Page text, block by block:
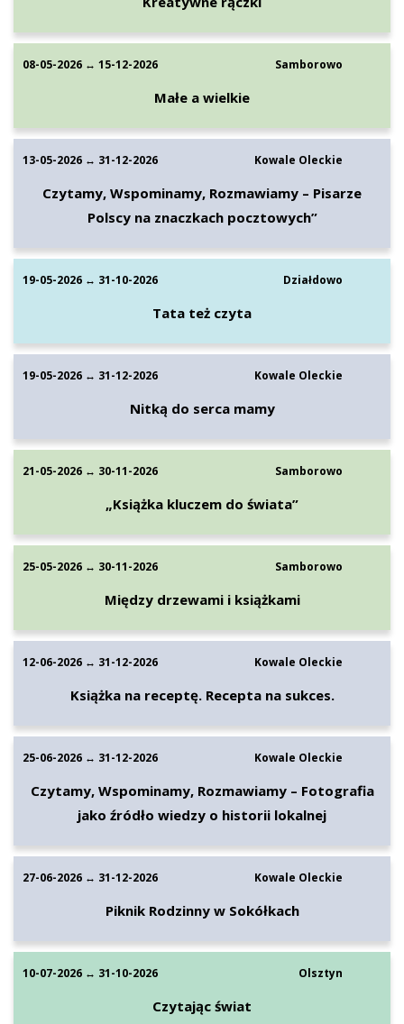
08-05-2026 ↔ 15-12-2026 Samborowo
Małe a wielkie
13-05-2026 ↔ 31-12-2026 Kowale Oleckie
Czytamy, Wspominamy, Rozmawiamy – Pisarze
Polscy na znaczkach pocztowych”
19-05-2026 ↔ 31-10-2026 Działdowo
Tata też czyta
19-05-2026 ↔ 31-12-2026 Kowale Oleckie
Nitką do serca mamy
21-05-2026 ↔ 30-11-2026 Samborowo
„Książka kluczem do świata”
25-05-2026 ↔ 30-11-2026 Samborowo
Między drzewami i książkami
12-06-2026 ↔ 31-12-2026 Kowale Oleckie
Książka na receptę. Recepta na sukces.
25-06-2026 ↔ 31-12-2026 Kowale Oleckie
Czytamy, Wspominamy, Rozmawiamy – Fotografia
jako źródło wiedzy o historii lokalnej
27-06-2026 ↔ 31-12-2026 Kowale Oleckie
Piknik Rodzinny w Sokółkach
10-07-2026 ↔ 31-10-2026 Olsztyn
Czytając świat